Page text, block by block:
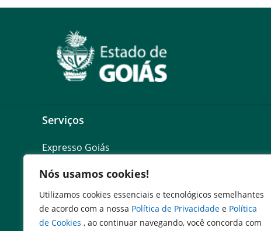
Nós usamos cookies!
Utilizamos cookies essenciais e tecnológicos semelhantes
de acordo com a nossa Política de Privacidade e Política
de Cookies , ao continuar navegando, você concorda com
Serviços
Expresso Goiás
Expresso Servidor
SEI Governadoria
Cadastro de Autoridades
Escola de Governo